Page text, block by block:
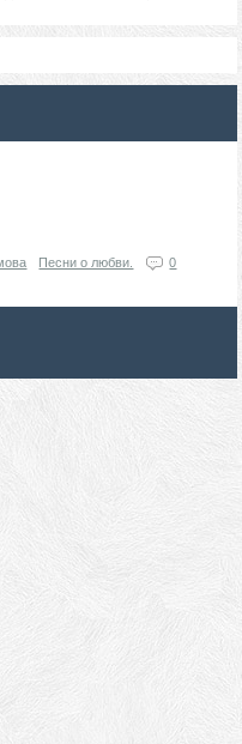
Песни о любви. 0